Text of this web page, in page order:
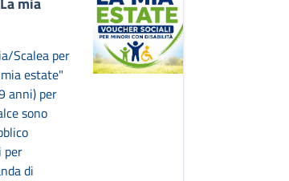
Scalea per
estate"
anni) per
sono
per
di